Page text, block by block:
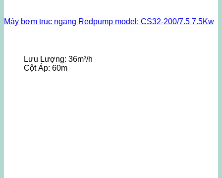
Máy bơm trục ngang Redpump model: CS32-200/7.5 7.5Kw
Lưu Lượng: 36m³/h
Cột Áp: 60m